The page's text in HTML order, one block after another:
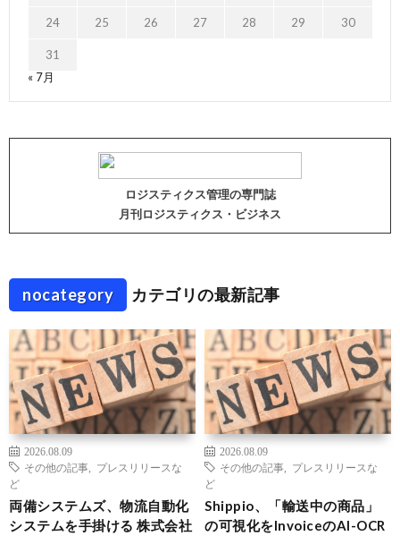
24 25 26 27 28 29 30
31
« 7月
ロジスティクス管理の専門誌
月刊ロジスティクス・ビジネス
nocategory カテゴリの最新記事
2026.08.09
その他の記事
プレスリリースな
ど
両備システムズ、物流自動化
システムを手掛ける 株式会社
2026.08.09
その他の記事
プレスリリースな
ど
Shippio、「輸送中の商品」
の可視化をInvoiceのAI-OCR